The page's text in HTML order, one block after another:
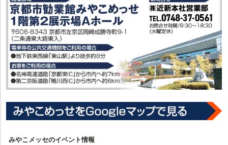
みやこメッセのイベント情報